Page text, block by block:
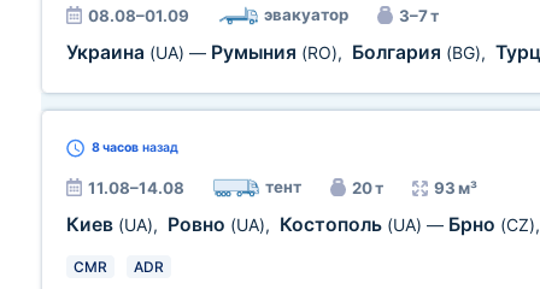
08.08–01.09 эвакуатор 3–7 т
Украина (UA) — Румыния (RO), Болгария (BG),
8 часов назад
11.08–14.08 тент 20 т 93 м³
Киев (UA), Ровно (UA), Костополь (UA) — Брно (CZ)
CMR ADR